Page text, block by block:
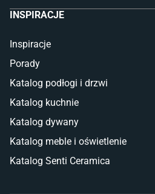
INSPIRACJE
Inspiracje
Porady
Katalog podłogi i drzwi
Katalog kuchnie
Katalog dywany
Katalog meble i oświetlenie
Katalog Senti Ceramica